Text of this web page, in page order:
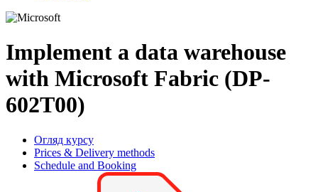
Implement a data warehouse
with Microsoft Fabric (DP-
602T00)
Огляд курсу
Prices & Delivery methods
Schedule and Booking